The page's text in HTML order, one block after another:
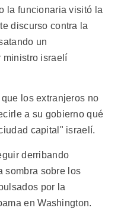
la funcionaria visitó la
discurso contra la
un
ministro israelí
los extranjeros no
a su gobierno qué
capital" israelí.
derribando
sombra sobre los
por la
en Washington.